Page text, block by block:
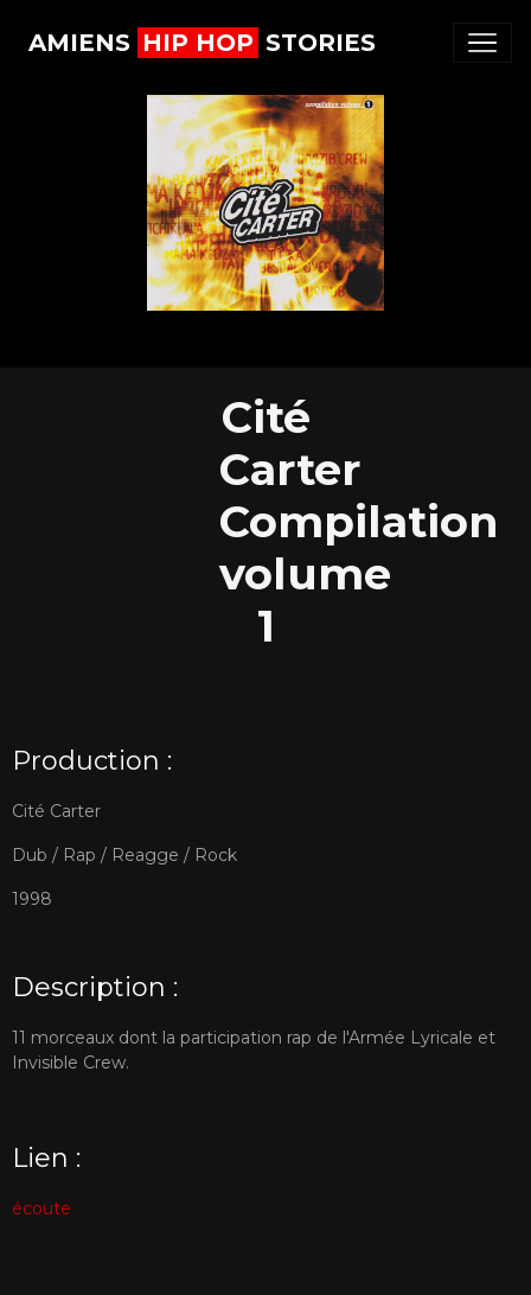
AMIENS HIP HOP STORIES
Cité
Carter
Compilation
volume
1
Production :
Cité Carter
Dub / Rap / Reagge / Rock
1998
Description :
11 morceaux dont la participation rap de l'Armée Lyricale et
Invisible Crew.
Lien :
écoute